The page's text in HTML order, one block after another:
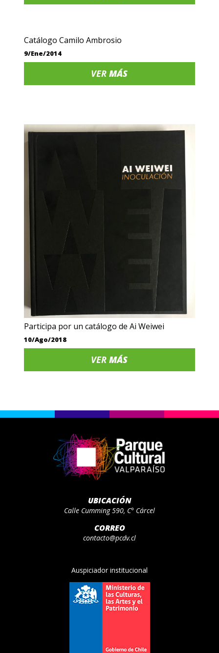
Catálogo Camilo Ambrosio
9/Ene/2014
VERMÁS
Participa por un catálogo de Ai Weiwei
10/Ago/2018
VERMÁS
UBICACIÓN
Calle Cumming 590, C° Cárcel
CORREO
contacto@pcdv.cl
Auspiciador institucional